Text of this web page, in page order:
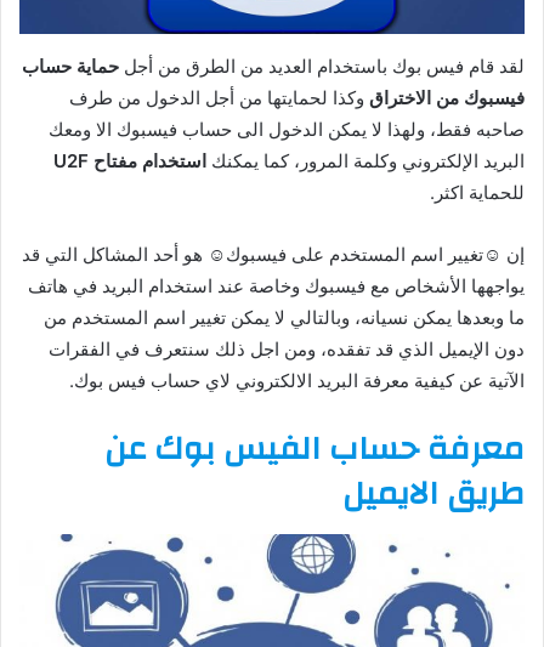
لقد قام فيس بوك باستخدام العديد من الطرق من أجل حماية حساب
فيسبوك من الاختراق وكذا لحمايتها من أجل الدخول من طرف
صاحبه فقط، ولهذا لا يمكن الدخول الى حساب فيسبوك الا ومعك
البريد الإلكتروني وكلمة المرور، كما يمكنك استخدام مفتاح U2F
للحماية اكثر.
إن ☺️تغيير اسم المستخدم على فيسبوك☺️ هو أحد المشاكل التي قد
يواجهها الأشخاص مع فيسبوك وخاصة عند استخدام البريد في هاتف
ما وبعدها يمكن نسيانه، وبالتالي لا يمكن تغيير اسم المستخدم من
دون الإيميل الذي قد تفقده، ومن اجل ذلك سنتعرف في الفقرات
الآتية عن كيفية معرفة البريد الالكتروني لاي حساب فيس بوك.
معرفة حساب الفيس بوك عن
طريق الايميل